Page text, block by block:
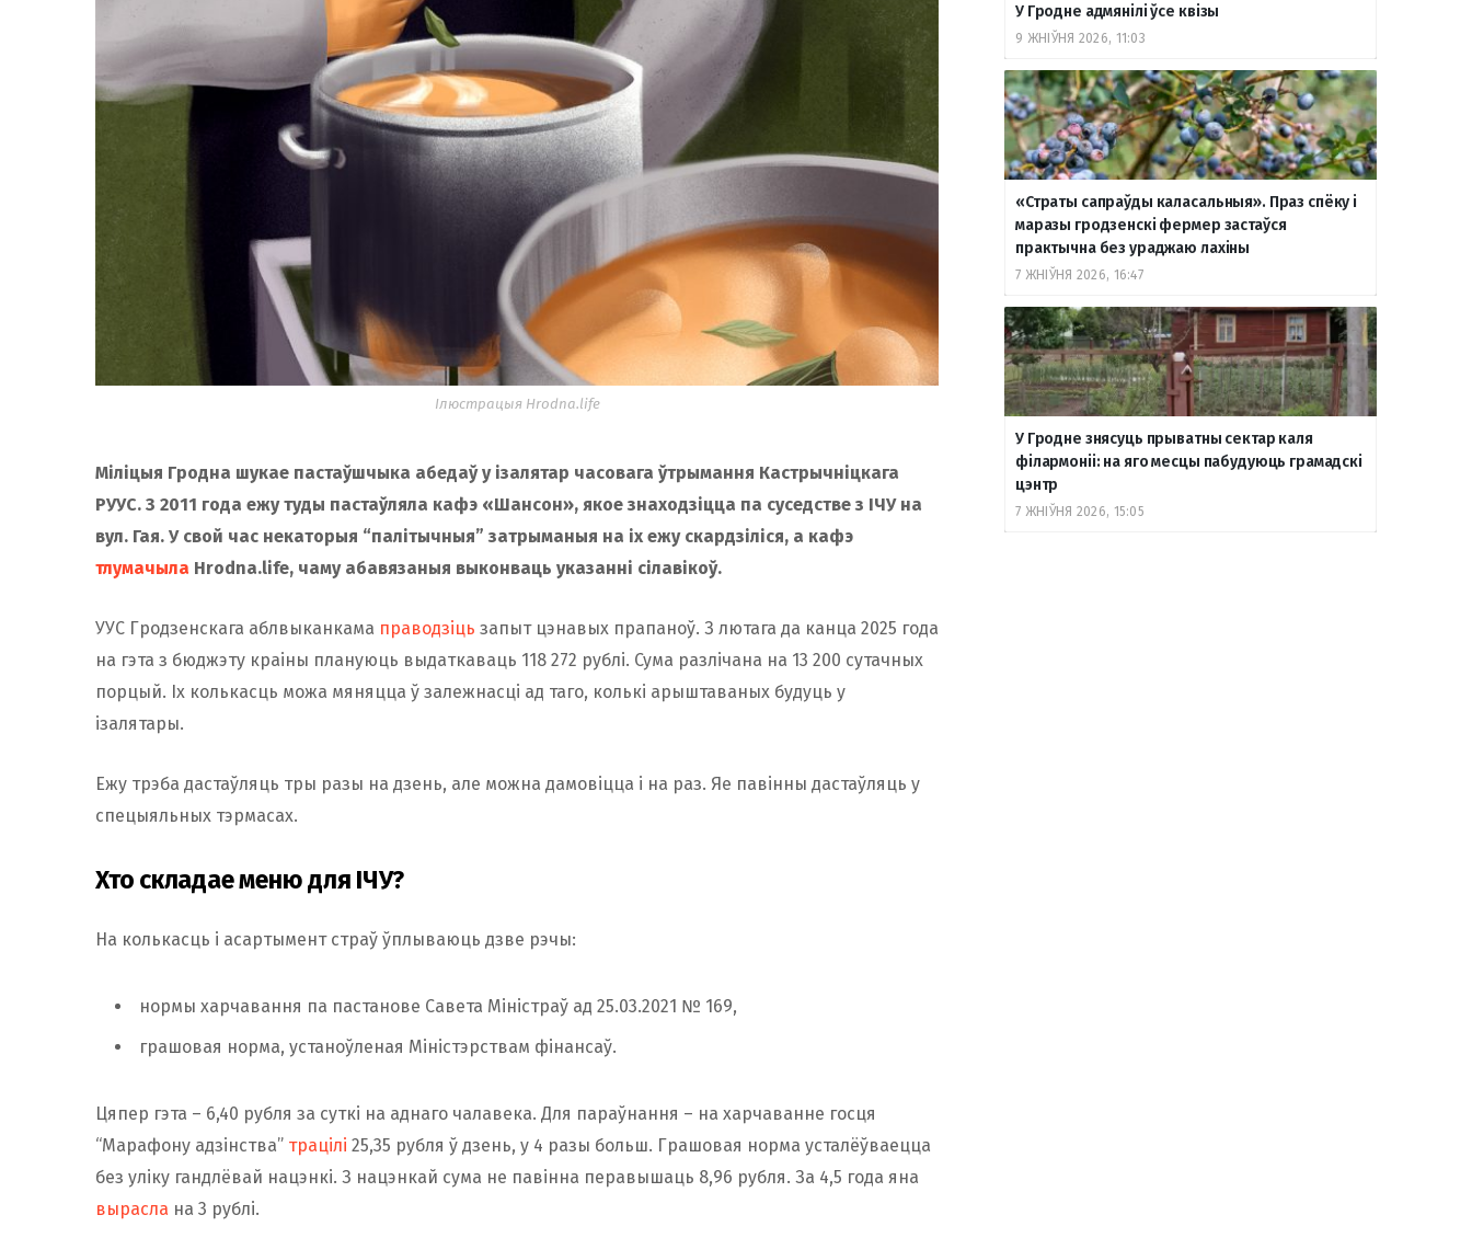
Ілюстрацыя Hrodna.life
Міліцыя Гродна шукае пастаўшчыка абедаў у ізалятар часовага ўтрымання Кастрычніцкага
РУУС. З 2011 года ежу туды пастаўляла кафэ «Шансон», якое знаходзіцца па суседстве з ІЧУ на
вул. Гая. У свой час некаторыя “палітычныя” затрыманыя на іх ежу скардзіліся, а кафэ
тлумачыла Hrodna.life, чаму абавязаныя выконваць указанні сілавікоў.
УУС Гродзенскага аблвыканкама праводзіць запыт цэнавых прапаноў. З лютага да канца 2025 года
на гэта з бюджэту краіны плануюць выдаткаваць 118 272 рублі. Сума разлічана на 13 200 сутачных
порцый. Іх колькасць можа мяняцца ў залежнасці ад таго, колькі арыштаваных будуць у
ізалятары.
Ежу трэба дастаўляць тры разы на дзень, але можна дамовіцца і на раз. Яе павінны дастаўляць у
спецыяльных тэрмасах.
Хто складае меню для ІЧУ?
На колькасць і асартымент страў ўплываюць дзве рэчы:
нормы харчавання па пастанове Савета Міністраў ад 25.03.2021 № 169,
грашовая норма, устаноўленая Міністэрствам фінансаў.
Цяпер гэта – 6,40 рубля за суткі на аднаго чалавека. Для параўнання – на харчаванне госця
“Марафону адзінства” трацілі 25,35 рубля ў дзень, у 4 разы больш. Грашовая норма усталёўваецца
без уліку гандлёвай нацэнкі. З нацэнкай сума не павінна перавышаць 8,96 рубля. За 4,5 года яна
вырасла на 3 рублі.
У Гродне адмянілі ўсе квізы
9 ЖНІЎНЯ 2026, 11:03
«Страты сапраўды каласальныя». Праз спёку і
маразы гродзенскі фермер застаўся
практычна без ураджаю лахіны
7 ЖНІЎНЯ 2026, 16:47
У Гродне знясуць прыватны сектар каля
філармоніі: на яго месцы пабудуюць грамадскі
цэнтр
7 ЖНІЎНЯ 2026, 15:05